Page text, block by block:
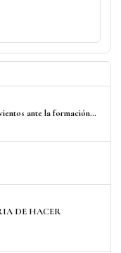
ante la formación…
DE HACER